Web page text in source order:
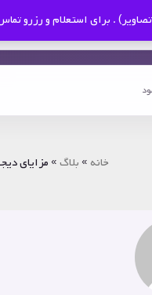
. برای استعلام و رزرو
خانه»بلاگ»مزایای